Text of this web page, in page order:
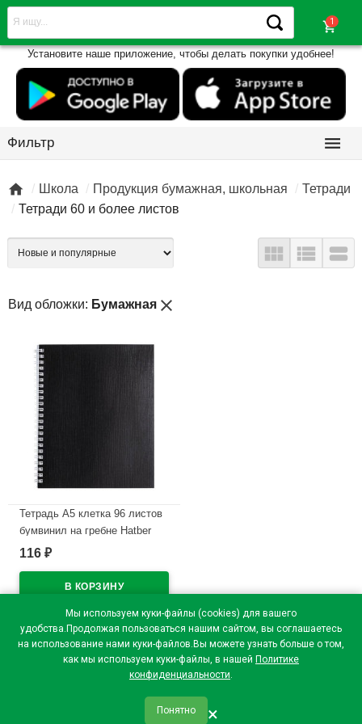
Мы используем куки-файлы (cookies) для вашего
удобства.Продолжая пользоваться нашим сайтом, вы соглашаетесь
на использование нами куки-файлов.Вы можете узнать больше о том,
как мы используем куки-файлы, в нашей Политике
конфиденциальности.
Понятно ×
shopping_cart
Установите наше приложение, чтобы делать покупки удобнее!
Фильтр 
 Школа Продукция бумажная, школьная
Тетради
Тетради 60 и более листов
  
Вид обложки: Бумажная close
Тетрадь А5 клетка 96 листов
бумвинил на гребне Hatber
Металлик Черная арт
116 ₽